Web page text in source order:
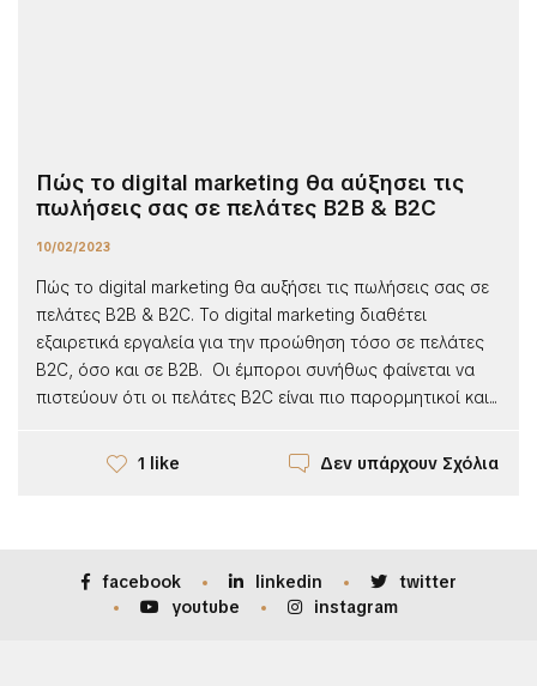
Πώς το digital marketing θα αύξησει τις
πωλήσεις σας σε πελάτες B2B & B2C
10/02/2023
Πώς το digital marketing θα αυξήσει τις πωλήσεις σας σε
πελάτες B2B & B2C. Το digital marketing διαθέτει
εξαιρετικά εργαλεία για την προώθηση τόσο σε πελάτες
B2C, όσο και σε B2B. Οι έμποροι συνήθως φαίνεται να
πιστεύουν ότι οι πελάτες B2C είναι πιο παρορμητικοί και...
1 like Δεν υπάρχουν Σχόλια
facebook linkedin
twitter
youtube
instagram